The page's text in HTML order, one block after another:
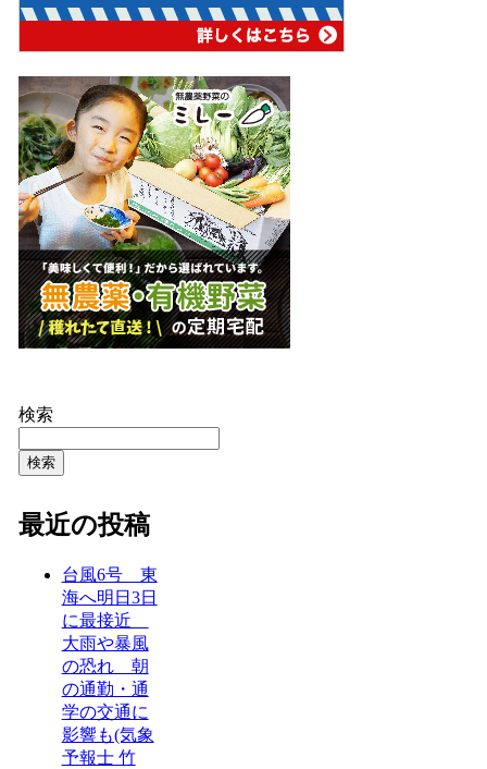
検索
検索
最近の投稿
台風6号 東
海へ明日3日
に最接近
大雨や暴風
の恐れ 朝
の通勤・通
学の交通に
影響も(気象
予報士 竹